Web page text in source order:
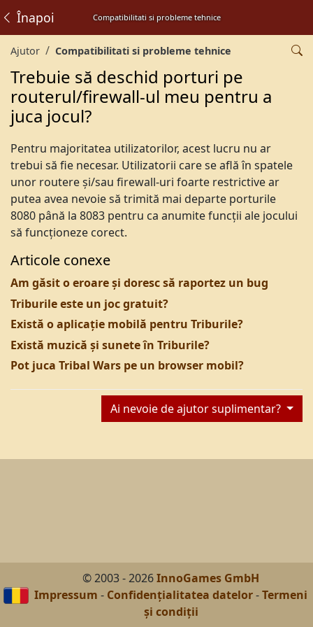
Compatibilitati si probleme tehnice
Înapoi
Ajutor Compatibilitati si probleme tehnice
Trebuie să deschid porturi pe
routerul/firewall-ul meu pentru a
juca jocul?
Pentru majoritatea utilizatorilor, acest lucru nu ar
trebui să fie necesar. Utilizatorii care se află în spatele
unor routere și/sau firewall-uri foarte restrictive ar
putea avea nevoie să trimită mai departe porturile
8080 până la 8083 pentru ca anumite funcții ale jocului
să funcționeze corect.
Articole conexe
Am găsit o eroare și doresc să raportez un bug
Triburile este un joc gratuit?
Există o aplicație mobilă pentru Triburile?
Există muzică și sunete în Triburile?
Pot juca Tribal Wars pe un browser mobil?
Ai nevoie de ajutor suplimentar?
© 2003 - 2026InnoGames GmbH
Impressum - Confidențialitatea datelor-Termeni
și condiții